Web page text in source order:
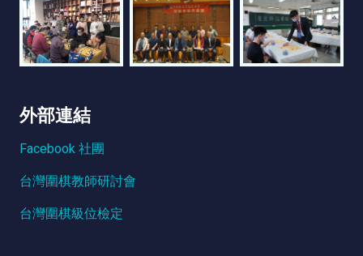
外部連結
Facebook 社團
台灣圍棋教師研討會
台灣圍棋級位檢定